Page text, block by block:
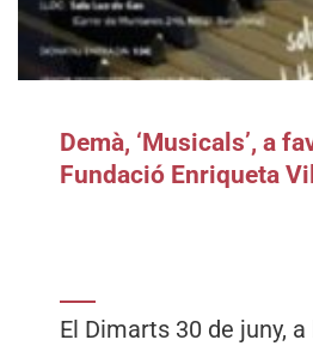
Demà, ‘Musicals’, a
Fundació Enriqueta
El Dimarts 30 de juny,